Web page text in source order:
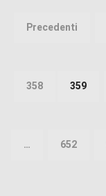
degli
articoli
Precedenti
358 359
… 652